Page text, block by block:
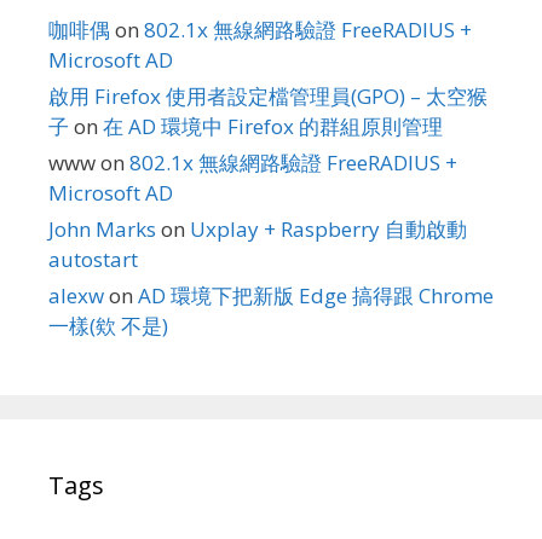
咖啡偶 on 802.1x 無線網路驗證 FreeRADIUS +
Microsoft AD
啟用 Firefox 使用者設定檔管理員(GPO) – 太空猴
子 on 在 AD 環境中 Firefox 的群組原則管理
wwwon 802.1x 無線網路驗證 FreeRADIUS +
Microsoft AD
John Marks on Uxplay + Raspberry 自動啟動
autostart
alexwon AD 環境下把新版 Edge 搞得跟 Chrome
一樣(欸 不是)
Tags